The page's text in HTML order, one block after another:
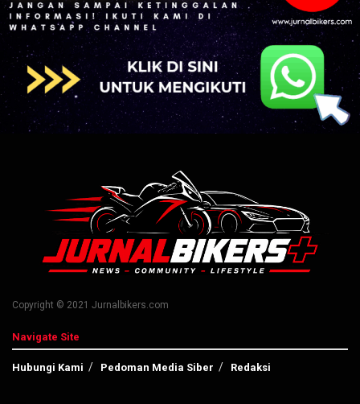
Copyright © 2021 Jurnalbikers.com
Navigate Site
Hubungi Kami Pedoman Media Siber Redaksi